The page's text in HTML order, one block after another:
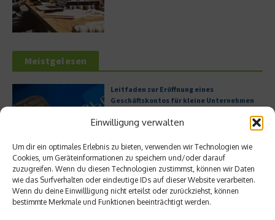
Einwilligung verwalten
Um dir ein optimales Erlebnis zu bieten, verwenden wir Technologien wie
Cookies, um Geräteinformationen zu speichern und/oder darauf
zuzugreifen. Wenn du diesen Technologien zustimmst, können wir Daten
wie das Surfverhalten oder eindeutige IDs auf dieser Website verarbeiten.
Wenn du deine Einwillligung nicht erteilst oder zurückziehst, können
bestimmte Merkmale und Funktionen beeinträchtigt werden.
Meistgelesen
Leitfaden zur Eröffnung eines
Geschäftskontos für kleine Unternehmen
Hilton Worldwide: Eine Ikone der globalen
Hotellerie im Wandel der Zeit